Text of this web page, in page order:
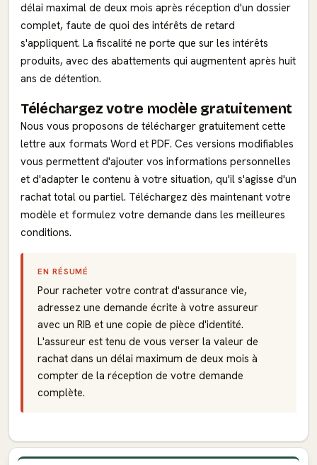
délai maximal de deux mois après réception d'un dossier
complet, faute de quoi des intérêts de retard
s'appliquent. La fiscalité ne porte que sur les intérêts
produits, avec des abattements qui augmentent après huit
ans de détention.
Téléchargez votre modèle gratuitement
Nous vous proposons de télécharger gratuitement cette
lettre aux formats Word et PDF. Ces versions modifiables
vous permettent d'ajouter vos informations personnelles
et d'adapter le contenu à votre situation, qu'il s'agisse d'un
rachat total ou partiel. Téléchargez dès maintenant votre
modèle et formulez votre demande dans les meilleures
conditions.
EN RÉSUMÉ
Pour racheter votre contrat d'assurance vie,
adressez une demande écrite à votre assureur
avec un RIB et une copie de pièce d'identité.
L'assureur est tenu de vous verser la valeur de
rachat dans un délai maximum de deux mois à
compter de la réception de votre demande
complète.